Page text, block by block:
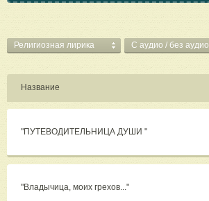
Религиозная лирика C аудио / без аудио
Название
"ПУТЕВОДИТЕЛЬНИЦА ДУШИ "
"Владычица, моих грехов..."